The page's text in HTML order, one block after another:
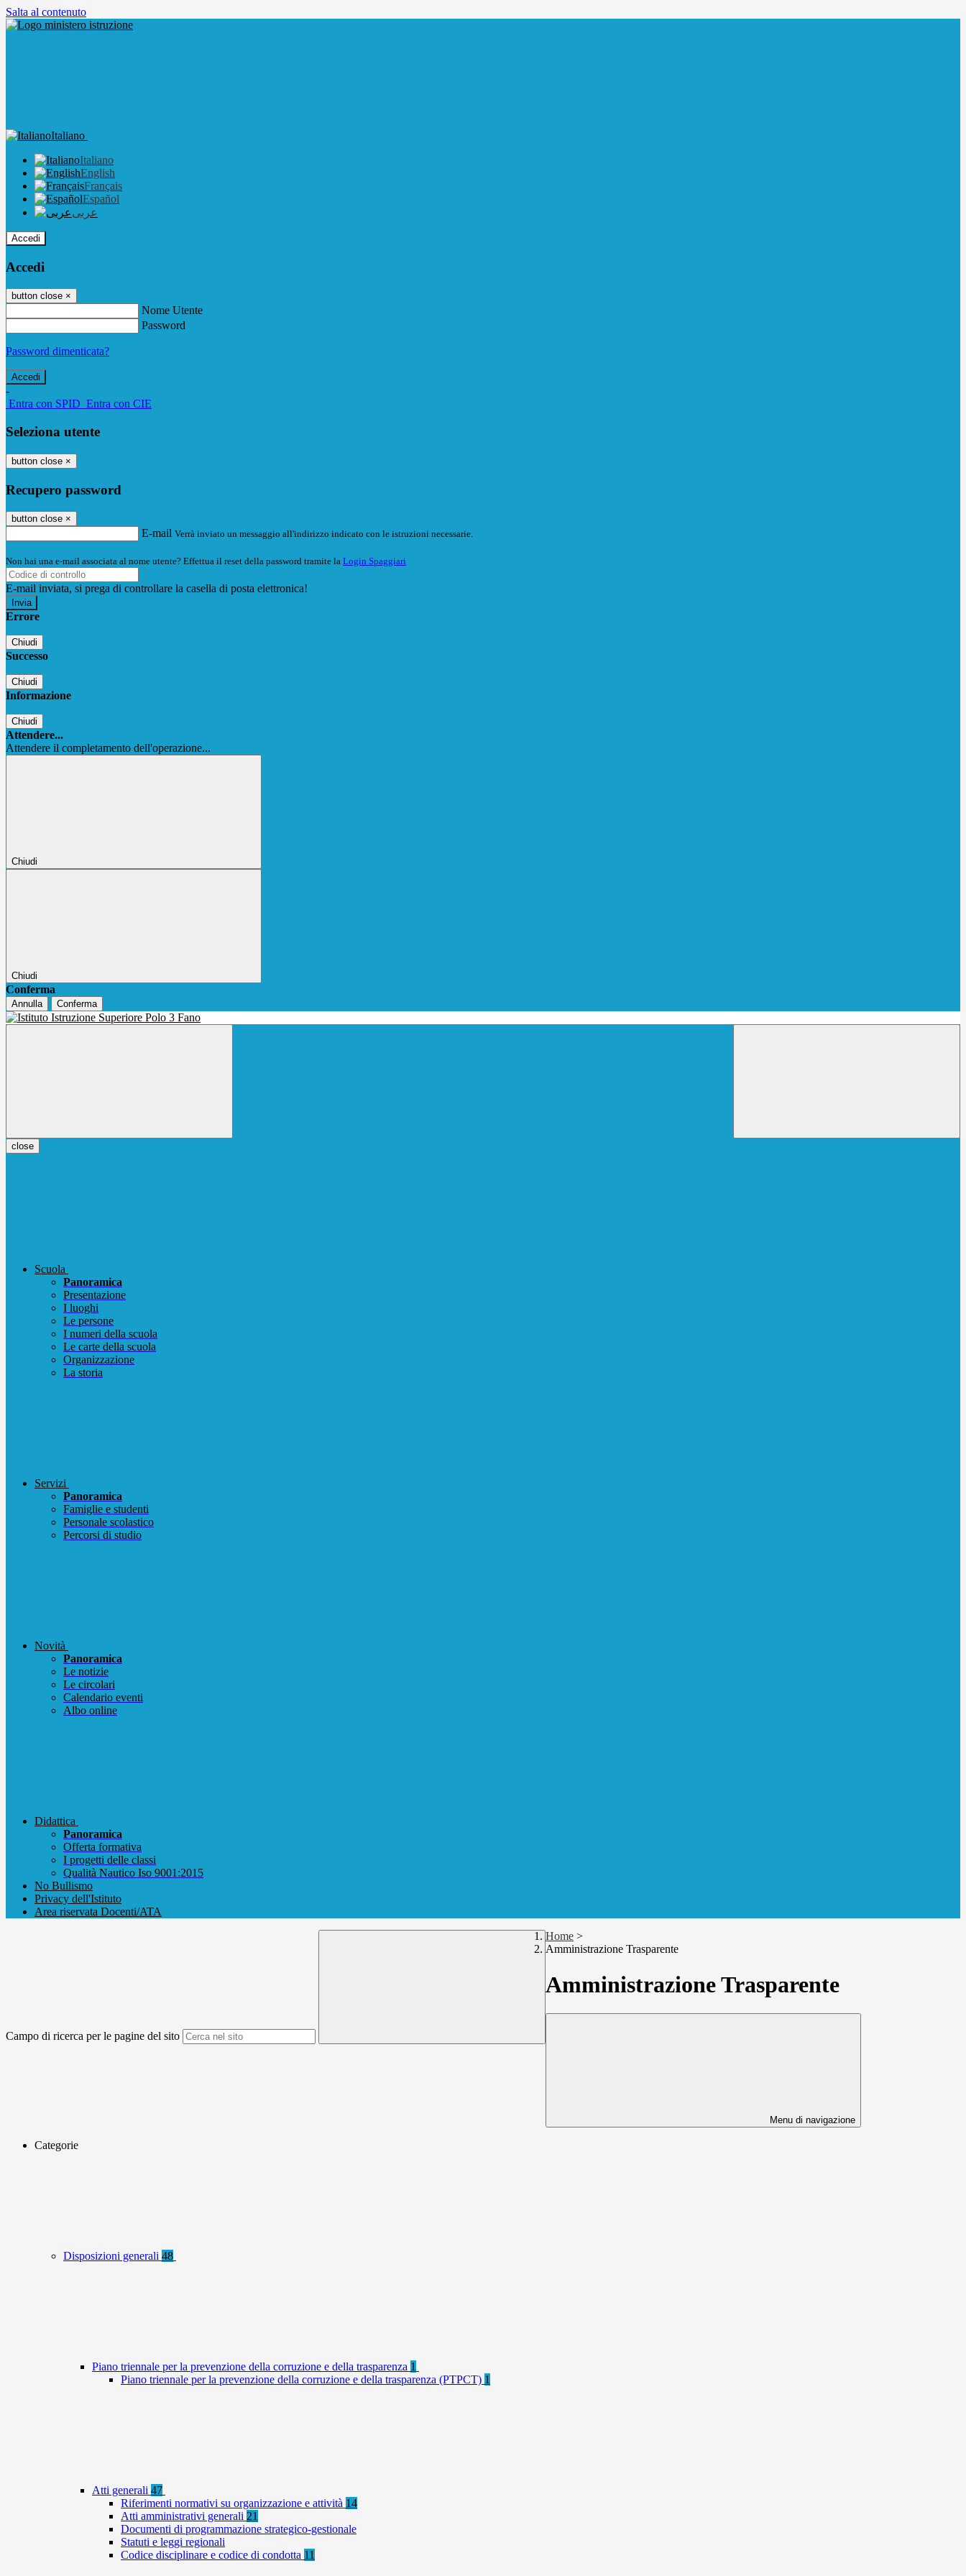
Salta al contenuto
Italiano
Italiano
English
Français
Español
عربى
Accedi
Accedi
button close ×
Nome Utente
Password
Password dimenticata?
-
Entra con SPID Entra con CIE
Seleziona utente
button close ×
Recupero password
button close ×
E-mail Verrà inviato un messaggio all'indirizzo indicato con le istruzioni necessarie.
Non hai una e-mail associata al nome utente? Effettua il reset della password tramite la Login Spaggiari
E-mail inviata, si prega di controllare la casella di posta elettronica!
Errore
Chiudi
Successo
Chiudi
Informazione
Chiudi
Attendere...
Attendere il completamento dell'operazione...
Chiudi
Chiudi
Conferma
Annulla Conferma
close
Scuola
Panoramica
Presentazione
I luoghi
Le persone
I numeri della scuola
Le carte della scuola
Organizzazione
La storia
Servizi
Panoramica
Famiglie e studenti
Personale scolastico
Percorsi di studio
Novità
Panoramica
Le notizie
Le circolari
Calendario eventi
Albo online
Didattica
Panoramica
Offerta formativa
I progetti delle classi
Qualità Nautico Iso 9001:2015
No Bullismo
Privacy dell'Istituto
Area riservata Docenti/ATA
Campo di ricerca per le pagine del sito
Home >
Amministrazione Trasparente
Amministrazione Trasparente
Menu di navigazione
Categorie
Disposizioni generali 48
Piano triennale per la prevenzione della corruzione e della trasparenza 1
Piano triennale per la prevenzione della corruzione e della trasparenza (PTPCT) 1
Atti generali 47
Riferimenti normativi su organizzazione e attività 14
Atti amministrativi generali 21
Documenti di programmazione strategico-gestionale
Statuti e leggi regionali
Codice disciplinare e codice di condotta 11